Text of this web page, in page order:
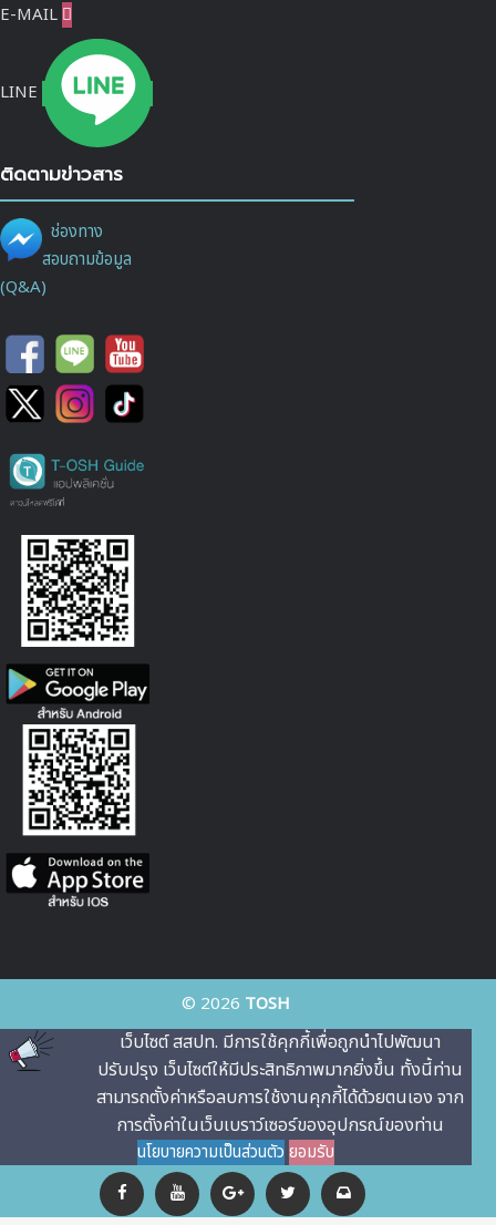
E-MAIL 
LINE
ติดตามข่าวสาร
ช่องทาง
สอบถามข้อมูล
(Q&A)
© 2026 TOSH
เว็บไซต์ สสปท. มีการใช้คุกกี้เพื่อถูกนําไปพัฒนา
ปรับปรุง เว็บไซต์ให้มีประสิทธิภาพมากยิ่งขึ้น ทั้งนี้ท่าน
สามารถตั้งค่าหรือลบการใช้งานคุกกี้ได้ด้วยตนเอง จาก
การตั้งค่าในเว็บเบราว์เซอร์ของอุปกรณ์ของท่าน
นโยบายความเป็นส่วนตัว ยอมรับ